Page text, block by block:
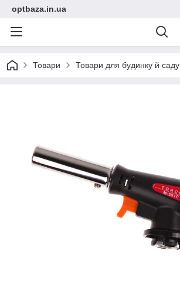
optbaza.in.ua
Товари Товари для будинку й саду